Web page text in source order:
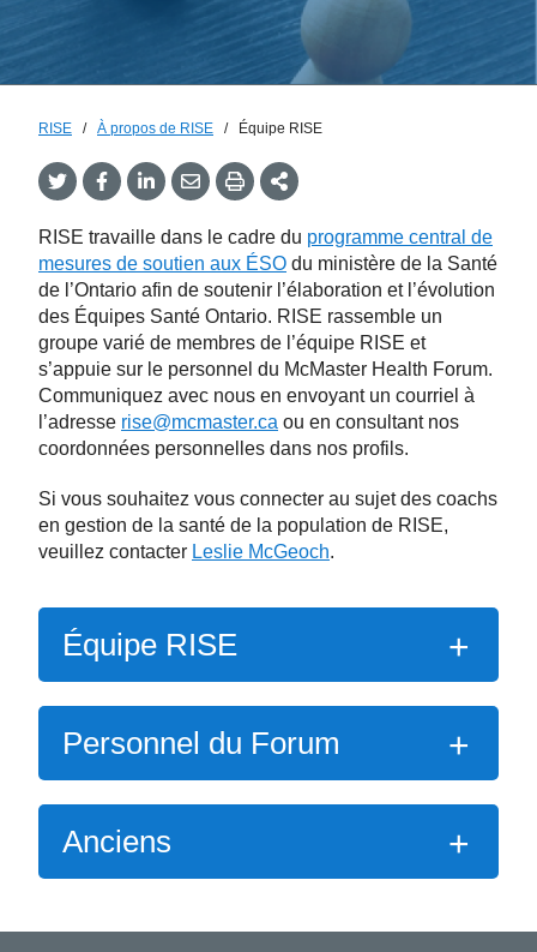
RISE / À propos de RISE / Équipe RISE
Twitter
Share
Facebook
Share
LinkedIn
Share
Email
Share
Print More
Sharing
RISE travaille dans le cadre du programme central de
mesures de soutien aux ÉSO du ministère de la Santé
de l’Ontario afin de soutenir l’élaboration et l’évolution
des Équipes Santé Ontario. RISE rassemble un
groupe varié de membres de l’équipe RISE et
s’appuie sur le personnel du McMaster Health Forum.
Communiquez avec nous en envoyant un courriel à
l’adresse rise@mcmaster.ca ou en consultant nos
coordonnées personnelles dans nos profils.
Si vous souhaitez vous connecter au sujet des coachs
en gestion de la santé de la population de RISE,
veuillez contacter Leslie McGeoch.
Équipe RISE
Personnel du Forum
Anciens